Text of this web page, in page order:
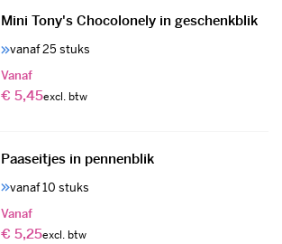
Mini Tony's Chocolonely in geschenkblik
vanaf 25 stuks
Vanaf
€ 5,45
Paaseitjes in pennenblik
vanaf 10 stuks
Vanaf
€ 5,25